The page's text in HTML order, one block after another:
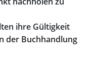
ihre Gültigkeit
der Buchhandlung